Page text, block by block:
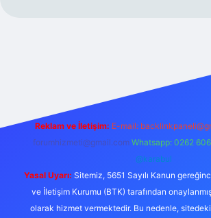
Reklam ve İletişim: E-mail:
forumhizmeti@gmail.com Whatsapp: 0262
@karabul
Yasal Uyarı: Sitemiz, 5651 Sayılı Kanun
ve İletişim Kurumu (BTK) tarafından
olarak hizmet vermektedir. Bu nedenle,